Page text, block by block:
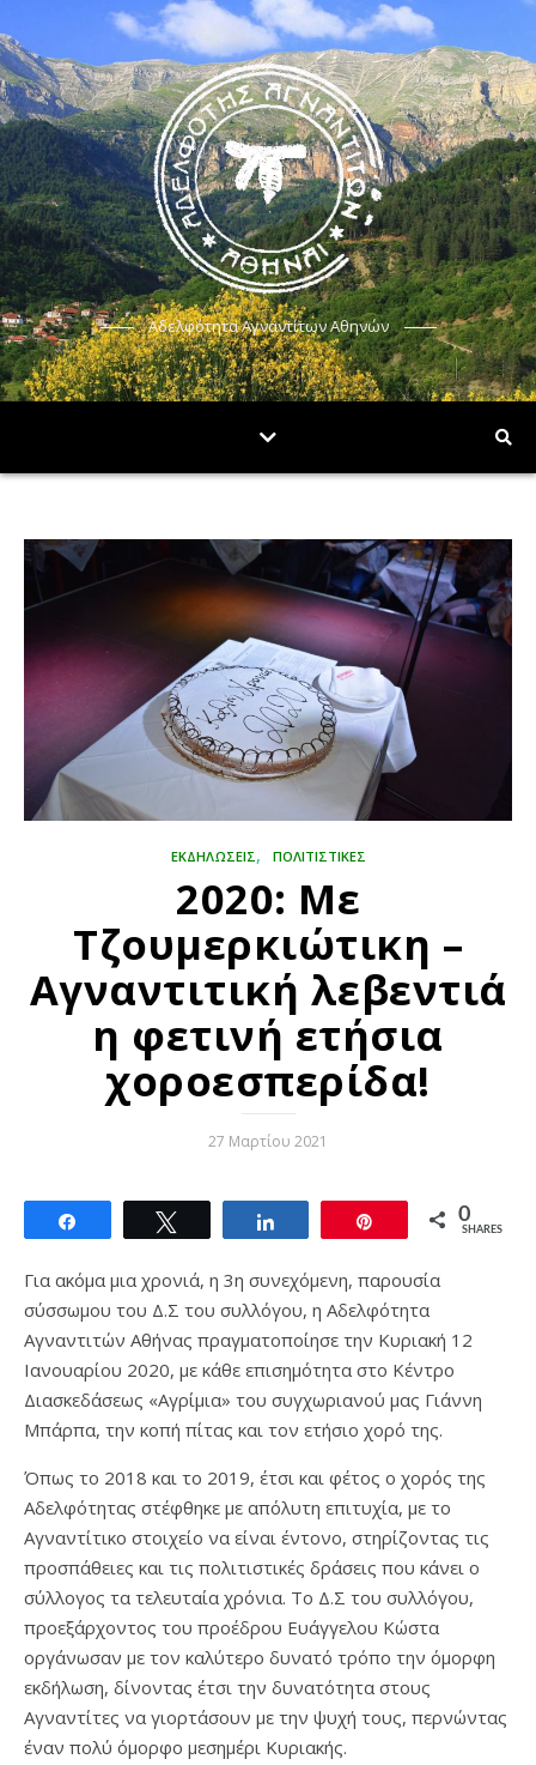
Αδελφότητα Αγναντίτων Αθηνών
ΕΚΔΗΛΏΣΕΙΣ, ΠΟΛΙΤΙΣΤΙΚΈΣ
2020: Με
Τζουμερκιώτικη –
Αγναντιτική λεβεντιά
η φετινή ετήσια
χοροεσπερίδα!
27 Μαρτίου 2021
0
SHARES
Για ακόμα μια χρονιά, η 3η συνεχόμενη, παρουσία
σύσσωμου του Δ.Σ του συλλόγου, η Αδελφότητα
Αγναντιτών Αθήνας πραγματοποίησε την Κυριακή 12
Ιανουαρίου 2020, με κάθε επισημότητα στο Κέντρο
Διασκεδάσεως «Αγρίμια» του συγχωριανού μας Γιάννη
Μπάρπα, την κοπή πίτας και τον ετήσιο χορό της.
Όπως το 2018 και το 2019, έτσι και φέτος ο χορός της
Αδελφότητας στέφθηκε με απόλυτη επιτυχία, με το
Αγναντίτικο στοιχείο να είναι έντονο, στηρίζοντας τις
προσπάθειες και τις πολιτιστικές δράσεις που κάνει ο
σύλλογος τα τελευταία χρόνια. Το Δ.Σ του συλλόγου,
προεξάρχοντος του προέδρου Ευάγγελου Κώστα
οργάνωσαν με τον καλύτερο δυνατό τρόπο την όμορφη
εκδήλωση, δίνοντας έτσι την δυνατότητα στους
Αγναντίτες να γιορτάσουν με την ψυχή τους, περνώντας
έναν πολύ όμορφο μεσημέρι Κυριακής.